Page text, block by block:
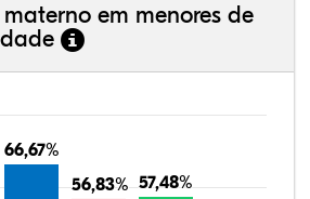
em menores de
66,67%
66,67%
56,83%
56,83% 57,48%
57,48%